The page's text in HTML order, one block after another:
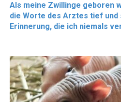
Als meine Zwillinge geboren
die Worte des Arztes tief und
Erinnerung, die ich niemals